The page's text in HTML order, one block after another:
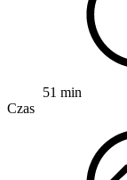
51 min
Czas